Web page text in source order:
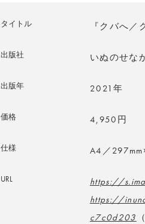
タイトル 『クバへ／
出版社 いぬのせな
出版年 2021年
価格 4,950円
仕様 A4／
URL
https://
https://
c7c0d203